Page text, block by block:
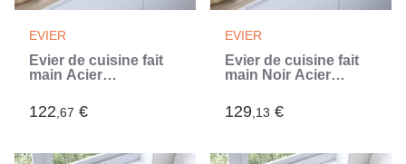
EVIER
Évier de cuisine fait
main Acier
122,67 €
EVIER
Évier de cuisine fait
main Noir Acier
129,13 €